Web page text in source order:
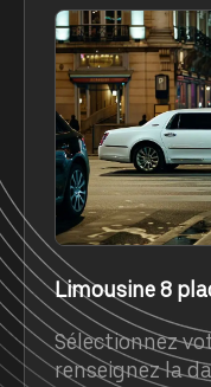
Limousine 8
Sélectionnez
renseignez la